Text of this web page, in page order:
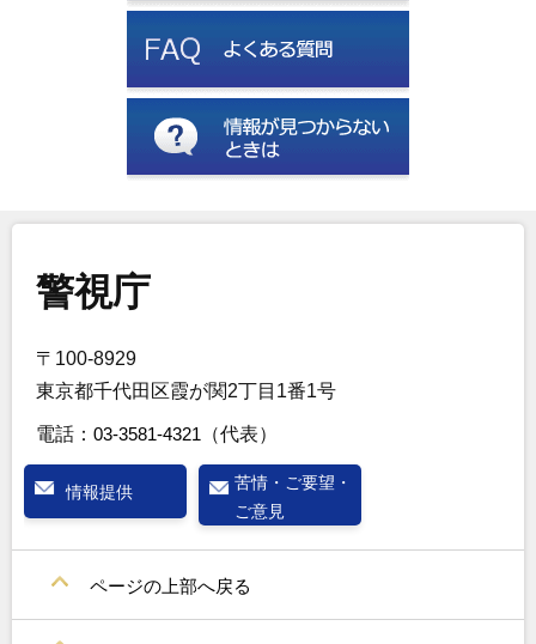
警視庁
〒100-8929
東京都千代田区霞が関2丁目1番1号
電話： 03-3581-4321 （代表）
情報提供
苦情・ご要望・
ご意見
ページの上部へ戻る